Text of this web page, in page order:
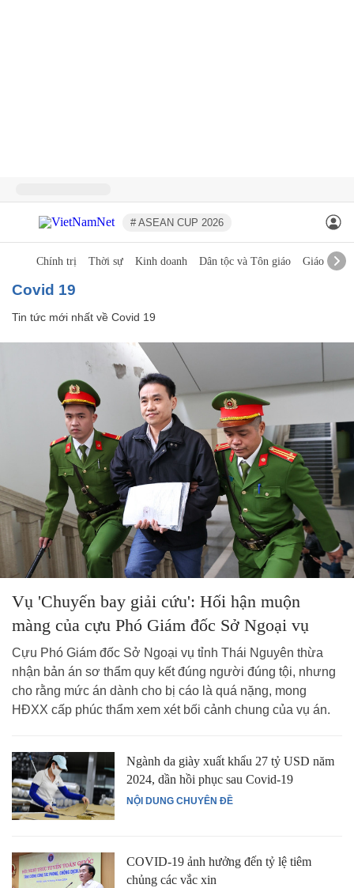
# ASEAN CUP 2026
Chính trị Thời sự Kinh doanh Dân tộc và Tôn giáo Giáo dục
Covid 19
Tin tức mới nhất về Covid 19
Vụ 'Chuyến bay giải cứu': Hối hận muộn
màng của cựu Phó Giám đốc Sở Ngoại vụ
Cựu Phó Giám đốc Sở Ngoại vụ tỉnh Thái Nguyên thừa
nhận bản án sơ thẩm quy kết đúng người đúng tội, nhưng
cho rằng mức án dành cho bị cáo là quá nặng, mong
HĐXX cấp phúc thẩm xem xét bối cảnh chung của vụ án.
NỘI DUNG CHUYÊN ĐỀ
Ngành da giày xuất khẩu 27 tỷ USD năm
2024, dần hồi phục sau Covid-19
COVID-19 ảnh hưởng đến tỷ lệ tiêm
chủng các vắc xin